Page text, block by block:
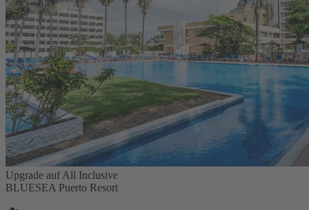
Upgrade auf All Inclusive
BLUESEA Puerto Resort